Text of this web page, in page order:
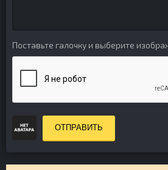
Поставьте галочку и выберите
ОТПРАВИТЬ